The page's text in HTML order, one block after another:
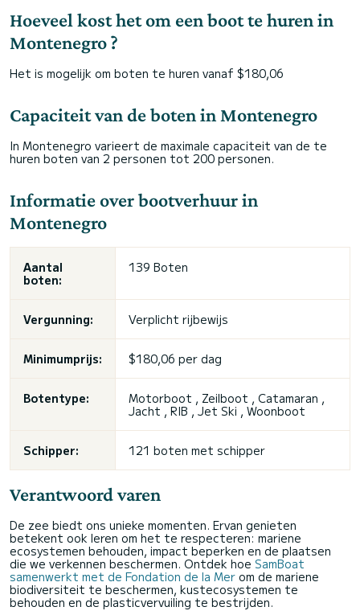
Hoeveel kost het om een boot te huren in
Montenegro ?
Het is mogelijk om boten te huren vanaf $180,06
Capaciteit van de boten in Montenegro
In Montenegro varieert de maximale capaciteit van de te
huren boten van 2 personen tot 200 personen.
Informatie over bootverhuur in
Montenegro
Aantal
boten:
139 Boten
Vergunning: Verplicht rijbewijs
Minimumprijs: $180,06 per dag
Botentype:
Motorboot , Zeilboot , Catamaran ,
Jacht , RIB , Jet Ski , Woonboot
Schipper: 121 boten met schipper
Verantwoord varen
De zee biedt ons unieke momenten. Ervan genieten
betekent ook leren om het te respecteren: mariene
ecosystemen behouden, impact beperken en de plaatsen
die we verkennen beschermen. Ontdek hoe SamBoat
samenwerkt met de Fondation de la Mer om de mariene
biodiversiteit te beschermen, kustecosystemen te
behouden en de plasticvervuiling te bestrijden.